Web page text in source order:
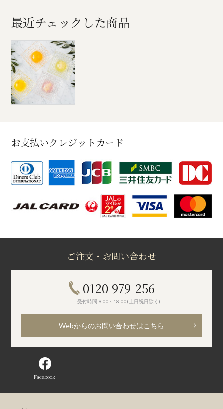
最近チェックした商品
お支払いクレジットカード
ご注文・お問い合わせ
0120-979-256
受付時間 9:00～18:00(土日祝日除く)
Webからのお問い合わせはこちら
Facebook